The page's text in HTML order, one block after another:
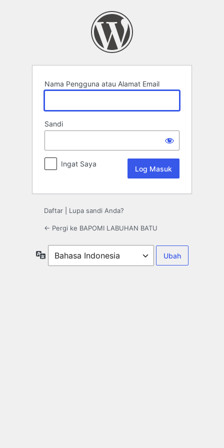
Nama Pengguna atau Alamat Email
Sandi
Ingat Saya
Daftar Lupa sandi Anda?
← Pergi ke BAPOMI LABUHAN BATU
Bahasa